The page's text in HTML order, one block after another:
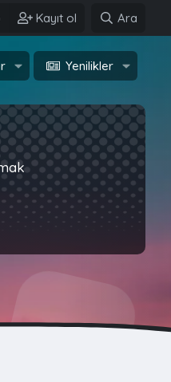
Kayıt ol Ara
Yenilikler